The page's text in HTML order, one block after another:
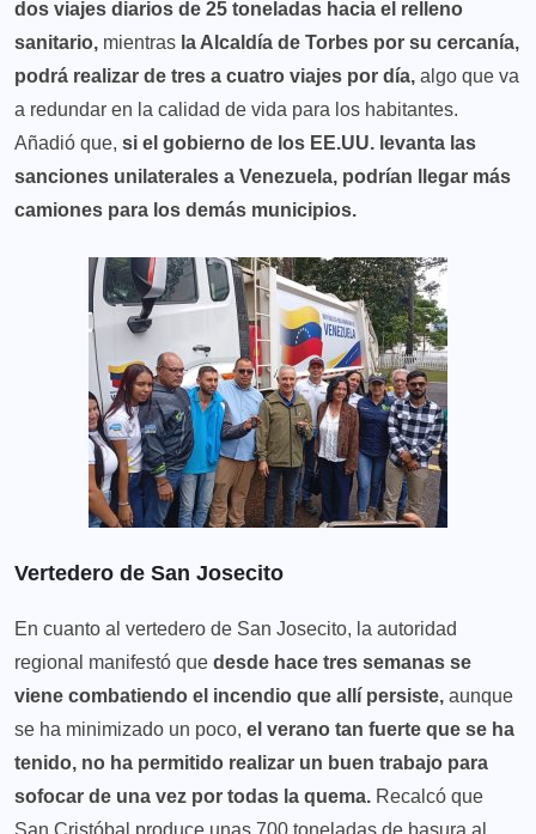
dos viajes diarios de 25 toneladas hacia el relleno
sanitario, mientras la Alcaldía de Torbes por su cercanía,
podrá realizar de tres a cuatro viajes por día, algo que va
a redundar en la calidad de vida para los habitantes.
Añadió que, si el gobierno de los EE.UU. levanta las
sanciones unilaterales a Venezuela, podrían llegar más
camiones para los demás municipios.
Vertedero de San Josecito
En cuanto al vertedero de San Josecito, la autoridad
regional manifestó que desde hace tres semanas se
viene combatiendo el incendio que allí persiste, aunque
se ha minimizado un poco, el verano tan fuerte que se ha
tenido, no ha permitido realizar un buen trabajo para
sofocar de una vez por todas la quema. Recalcó que